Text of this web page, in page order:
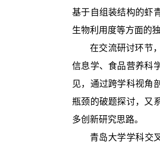
基于自组装结构的虾
生物利用度等方面的
在交流研讨环节
信息学、食品营养科
见，通过跨学科视角
瓶颈的破题探讨，又
多创新研究思路。
青岛大学学科交